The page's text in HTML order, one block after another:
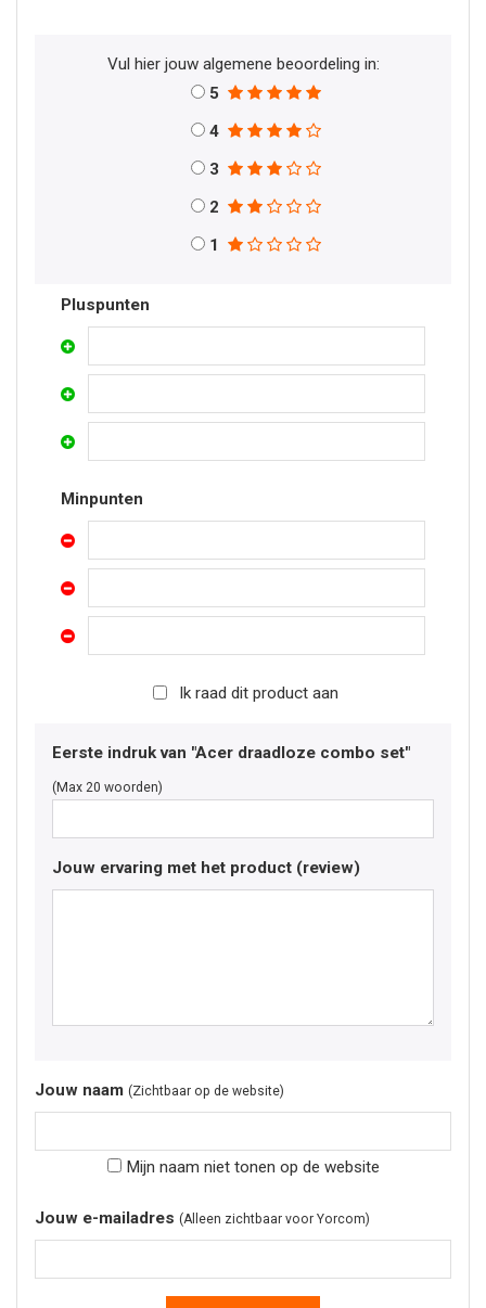
Vul hier jouw algemene beoordeling in:
5
4
3
2
1
Pluspunten
Minpunten
Ik raad dit product aan
Eerste indruk van "Acer draadloze combo set"
(Max 20 woorden)
Jouw ervaring met het product (review)
Jouw naam (Zichtbaar op de website)
Mijn naam niet tonen op de website
Jouw e-mailadres (Alleen zichtbaar voor Yorcom)